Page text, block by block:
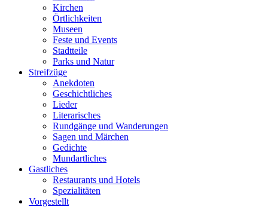
Kirchen
Örtlichkeiten
Museen
Feste und Events
Stadtteile
Parks und Natur
Streifzüge
Anekdoten
Geschichtliches
Lieder
Literarisches
Rundgänge und Wanderungen
Sagen und Märchen
Gedichte
Mundartliches
Gastliches
Restaurants und Hotels
Spezialitäten
Vorgestellt